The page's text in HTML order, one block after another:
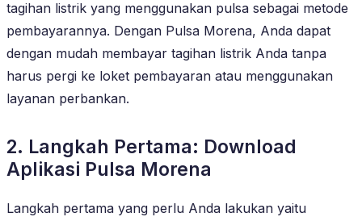
tagihan listrik yang menggunakan pulsa sebagai metode
pembayarannya. Dengan Pulsa Morena, Anda dapat
dengan mudah membayar tagihan listrik Anda tanpa
harus pergi ke loket pembayaran atau menggunakan
layanan perbankan.
2. Langkah Pertama: Download
Aplikasi Pulsa Morena
Langkah pertama yang perlu Anda lakukan yaitu